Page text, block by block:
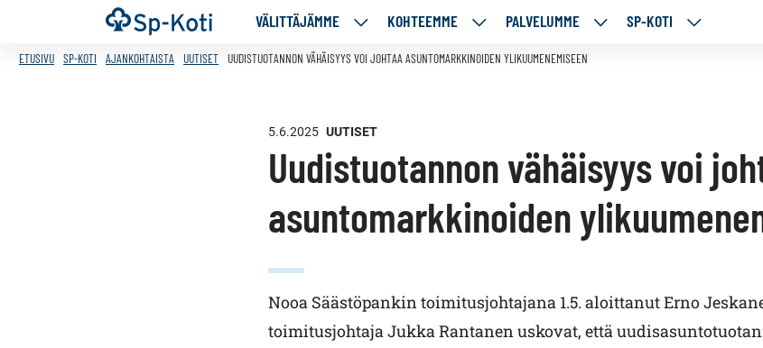
Siirry
sisältöön
Etusivu VÄLITTÄJÄMME
VÄLITTÄJÄMME
ALASIVUT
KOHTEEMME
KOHTEEMME
ALASIVUT
PALVELUMME
PALVELUMME
SP-KOTI
SP-
ETUSIVU SP-KOTI AJANKOHTAISTA UUTISET UUDISTUOTANNON VÄHÄISYYS VOI JOHTAA ASUNTOMARKKINOIDEN YLIKUUMENEMISEEN
5.6.2025 UUTISET
Uudistuotannon vähäisyys voi
asuntomarkkinoiden
Nooa Säästöpankin toimitusjohtajana 1.5. aloittanut Erno
toimitusjohtaja Jukka Rantanen uskovat, että